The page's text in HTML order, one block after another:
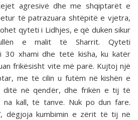
agresivë dhe me shqiptarët e
të patrazuara shtëpitë e vjetra,
qyteti i Lidhjes, e që duken sikur
e malit të Sharrit. Qyteti
30 xhami dhe tetë kisha, ku katër
frikësisht vite më parë. Kujtoj një
me të cilin u futëm në kishën e
ditë në qendër, dhe frikën e tij të
na kall, të tanve. Nuk po dun fare.
dëgjoja kumbimin e zërit të tij në